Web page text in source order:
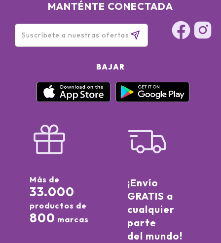
MANTÉNTE CONECTADA
BAJAR
Más de
33.000
productos de
800 marcas
¡Envío
GRATIS a
cualquier
parte
del mundo!